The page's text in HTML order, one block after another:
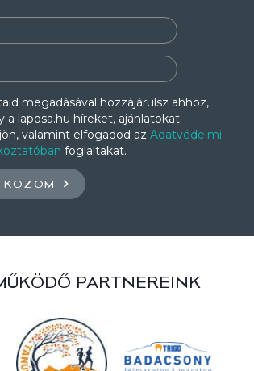
megadásával hozzájárulsz ahhoz,
a laposa.hu híreket, ajánlatokat
valamint elfogadod az Adatvédelmi
foglaltakat.
PARTNEREINK